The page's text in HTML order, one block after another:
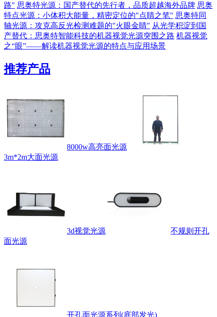
路" 思奥特光源：国产替代的先行者，品质超越海外品牌 思奥
特点光源：小体积大能量，精密定位的"点睛之笔" 思奥特同
轴光源：攻克高反光检测难题的"火眼金睛" 从光学积淀到国
产替代：思奥特智能科技的机器视觉光源突围之路 机器视觉
之“眼”——解读机器视觉光源的特点与应用场景
推荐产品
8000w高亮面光源
3m*2m大面光源
3d视觉光源
不规则开孔
面光源
开孔面光源系列(底部发光)